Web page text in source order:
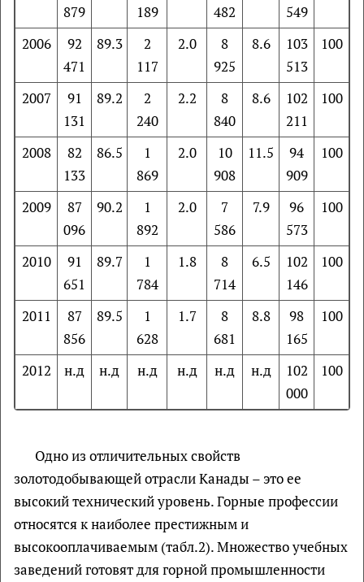
879
189
482
549
2006
92
471
89.3
2
117
2.0
8
925
8.6
103
513
100
2007
91
131
89.2
2
240
2.2
8
840
8.6
102
211
100
2008
82
133
86.5
1
869
2.0
10
908
11.5
94
909
100
2009
87
096
90.2
1
892
2.0
7
586
7.9
96
573
100
2010
91
651
89.7
1
784
1.8
8
714
6.5
102
146
100
2011
87
856
89.5
1
628
1.7
8
681
8.8
98
165
100
2012 н.д н.д н.д н.д н.д н.д
102
000
100
Одно из отличительных свойств
золотодобывающей отрасли Канады – это ее
высокий технический уровень. Горные профессии
относятся к наиболее престижным и
высокооплачиваемым (табл.2). Множество учебных
заведений готовят для горной промышленности